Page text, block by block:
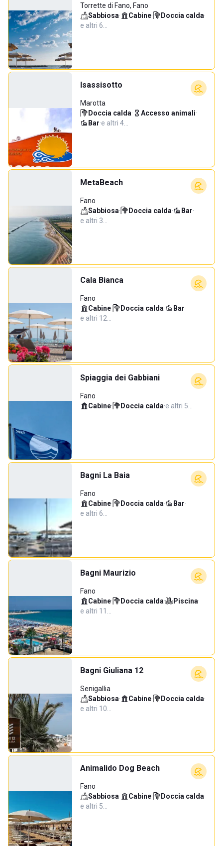
Torrette di Fano, Fano
Sabbiosa· Cabine· Doccia calda·
e altri 6…
Isassisotto
Marotta
Doccia calda· Accesso animali·
Bar·e altri 4…
MetaBeach
Fano
Sabbiosa· Doccia calda· Bar·
e altri 3…
Cala Bianca
Fano
Cabine· Doccia calda· Bar·
e altri 12…
Spiaggia dei Gabbiani
Fano
Cabine· Doccia calda·e altri 5…
Bagni La Baia
Fano
Cabine· Doccia calda· Bar·
e altri 6…
Bagni Maurizio
Fano
Cabine· Doccia calda· Piscina·
e altri 11…
Bagni Giuliana 12
Senigallia
Sabbiosa· Cabine· Doccia calda·
e altri 10…
Animalido Dog Beach
Fano
Sabbiosa· Cabine· Doccia calda·
e altri 5…